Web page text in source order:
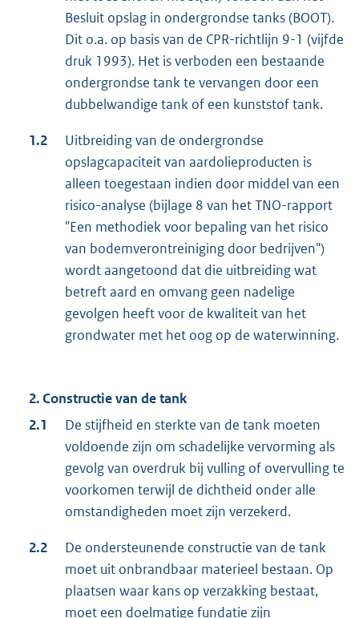
Besluit opslag in ondergrondse tanks (BOOT).
Dit o.a. op basis van de CPR-richtlijn 9-1 (vijfde
druk 1993). Het is verboden een bestaande
ondergrondse tank te vervangen door een
dubbelwandige tank of een kunststof tank.
1.2
Uitbreiding van de ondergrondse
opslagcapaciteit van aardolieproducten is
alleen toegestaan indien door middel van een
risico-analyse (bijlage 8 van het TNO-rapport
"Een methodiek voor bepaling van het risico
van bodemverontreiniging door bedrijven")
wordt aangetoond dat die uitbreiding wat
betreft aard en omvang geen nadelige
gevolgen heeft voor de kwaliteit van het
grondwater met het oog op de waterwinning.
2. Constructie van de tank
2.1
De stijfheid en sterkte van de tank moeten
voldoende zijn om schadelijke vervorming als
gevolg van overdruk bij vulling of overvulling te
voorkomen terwijl de dichtheid onder alle
omstandigheden moet zijn verzekerd.
2.2
De ondersteunende constructie van de tank
moet uit onbrandbaar materieel bestaan. Op
plaatsen waar kans op verzakking bestaat,
moet een doelmatige fundatie zijn